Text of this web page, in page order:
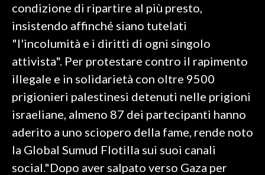
condizione di ripartire al più presto,
insistendo affinché siano tutelati
"l'incolumità e i diritti di ogni singolo
attivista". Per protestare contro il rapimento
illegale e in solidarietà con oltre 9500
prigionieri palestinesi detenuti nelle prigioni
israeliane, almeno 87 dei partecipanti hanno
aderito a uno sciopero della fame, rende noto
la Global Sumud Flotilla sui suoi canali
social."Dopo aver salpato verso Gaza per